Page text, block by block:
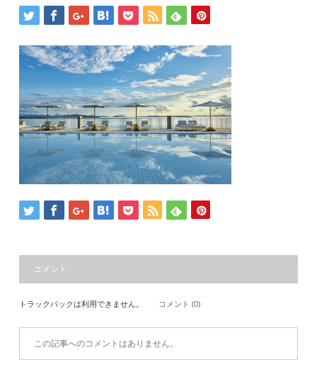
コメント
トラックバックは利用できません。 コメント (0)
この記事へのコメントはありません。